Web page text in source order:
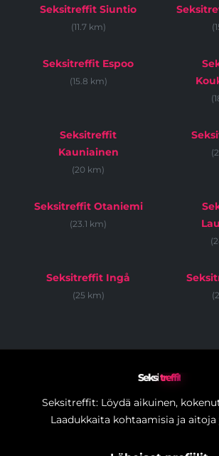
Seksitreffit Siuntio
(11.7 km)
Seksitreffit Espoo
(15.8 km)
Seksitreffit
Kauniainen
(20 km)
Seksitreffit Otaniemi
(23.1 km)
Seksitreffit Ingå
(25 km)
Seksitreffit
Seksitreffit: Löydä aikuinen,
Laadukkaita kohtaamisia ja aitoja